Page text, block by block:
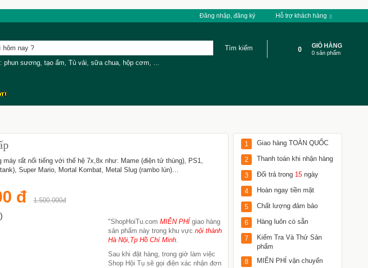
Đăng nhập, đăng ký Hỗ trợ khách hàng
phun sương, tạo ẩm, Tủ vải, sữa chua, hộp cơm, ...
0 GIỎ HÀNG
0 sản phẩm
rất nổi tiếng với thế hệ 7x,8x như: Mame (điện tử thùng), PS1,
Super Mario, Mortal Kombat, Metal Slug (rambo lùn)…
đ 1.500.000đ
"ShopHoiTu.com MIỄN PHÍgiao hàng
sản phẩm này trong khu vực nội thành
Hà Nội,Tp Hồ Chí Minh.
Sau khi đặt hàng, trong giờ làm việc
Shop Hội Tụ sẽ gọi điện xác nhận đơn
1 Giao hàng TOÀN QUỐC
2 Thanh toán khi nhận hàng
3 Đổi trả trong 15ngày
4 Hoàn ngay tiền mặt
5 Chất lượng đảm bảo
6 Hàng luôn có sẵn
7
Kiểm Tra Và Thử Sản
phẩm
8
MIỄN PHÍ vận chuyển